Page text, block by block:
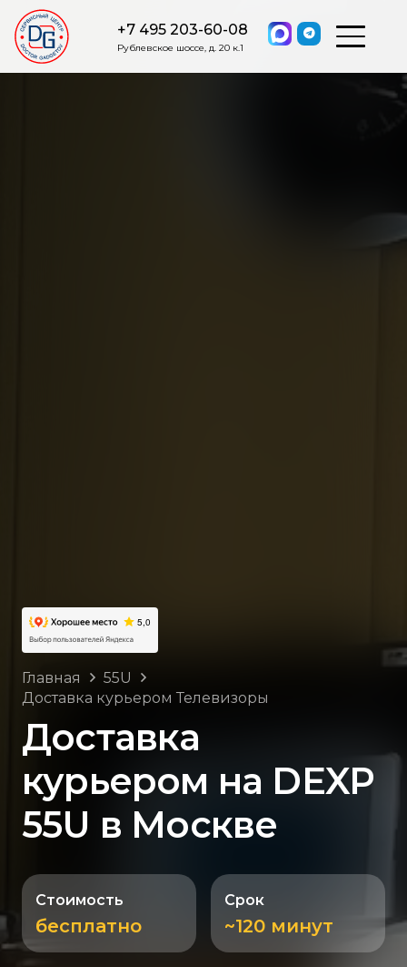
+7 495 203-60-08
Рублевское шоссе, д. 20 к.1
Главная
55U
Доставка курьером Телевизоры
Доставка
курьером на DEXP
55U в Москве
Стоимость
бесплатно
Срок
~120 минут